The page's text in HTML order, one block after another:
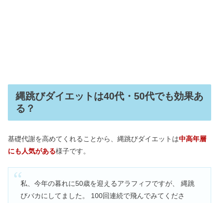
縄跳びダイエットは40代・50代でも効果あ
る？
基礎代謝を高めてくれることから、縄跳びダイエットは中高年層
にも人気がある様子です。
私、今年の暮れに50歳を迎えるアラフィフですが、 縄跳
びバカにしてました。 100回連続で飛んでみてくださ